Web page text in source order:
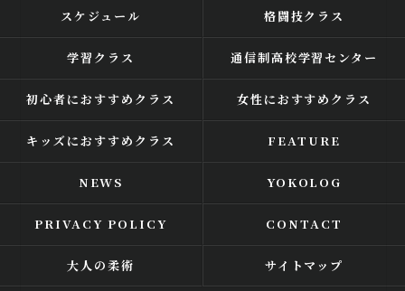
スケジュール 格闘技クラス
学習クラス 通信制高校学習センター
初心者におすすめクラス 女性におすすめクラス
キッズにおすすめクラス FEATURE
NEWS YOKOLOG
PRIVACY POLICY CONTACT
大人の柔術 サイトマップ